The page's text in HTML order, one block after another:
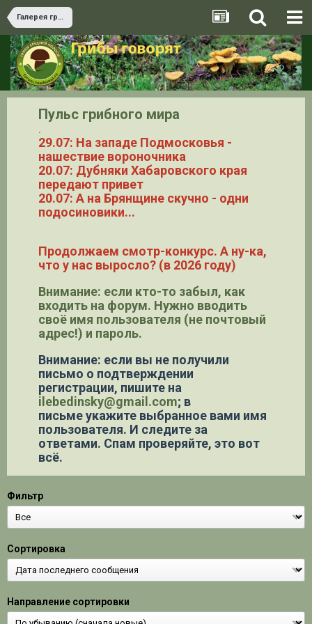
Галерея грибов
Пульс грибного мира
.
29.07: На западе Подмосковья -
нашествие вороночника
20.07: Дубняки Хабаровского края
передают привет
20.07: А на Брянщине скучно - одни
подосиновики...
Продолжаем смотр-конкурс. А ну-ка,
что у нас выросло? (в 2026 году)
Внимание: если кто-то забыл, как
входить на форум. Нужно вводить
своё имя пользователя (не почтовый
адрес!) и пароль.
Внимание: если вы не получили
письмо о подтверждении
регистрации, пишите на
ilebedinsky@gmail.com; в
письме укажите выбранное вами имя
пользователя. И следите за
ответами. Спам проверяйте, это вот
всё.
Фильтр
Сортировка
Направление сортировки